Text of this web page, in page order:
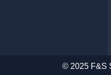
© 2025 F&S